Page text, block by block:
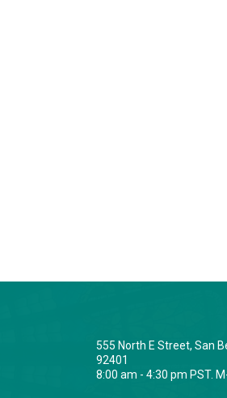
555 North E Street, San
92401
8:00 am - 4:30 pm PST.